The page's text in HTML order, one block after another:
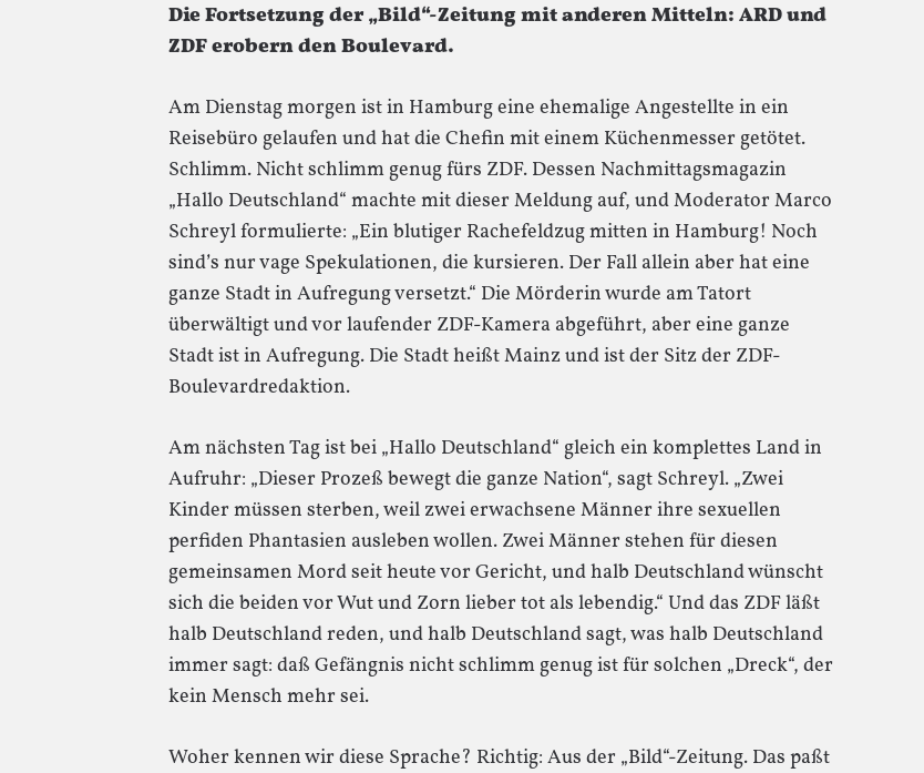
Die Fortsetzung der „Bild“-Zeitung mit anderen Mitteln: ARD und
ZDF erobern den Boulevard.
Am Dienstag morgen ist in Hamburg eine ehemalige Angestellte in ein
Reisebüro gelaufen und hat die Chefin mit einem Küchenmesser getötet.
Schlimm. Nicht schlimm genug fürs ZDF. Dessen Nachmittagsmagazin
„Hallo Deutschland“ machte mit dieser Meldung auf, und Moderator Marco
Schreyl formulierte: „Ein blutiger Rachefeldzug mitten in Hamburg! Noch
sind’s nur vage Spekulationen, die kursieren. Der Fall allein aber hat eine
ganze Stadt in Aufregung versetzt.“ Die Mörderin wurde am Tatort
überwältigt und vor laufender ZDF-Kamera abgeführt, aber eine ganze
Stadt ist in Aufregung. Die Stadt heißt Mainz und ist der Sitz der ZDF-
Boulevardredaktion.
Am nächsten Tag ist bei „Hallo Deutschland“ gleich ein komplettes Land in
Aufruhr: „Dieser Prozeß bewegt die ganze Nation“, sagt Schreyl. „Zwei
Kinder müssen sterben, weil zwei erwachsene Männer ihre sexuellen
perfiden Phantasien ausleben wollen. Zwei Männer stehen für diesen
gemeinsamen Mord seit heute vor Gericht, und halb Deutschland wünscht
sich die beiden vor Wut und Zorn lieber tot als lebendig.“ Und das ZDF läßt
halb Deutschland reden, und halb Deutschland sagt, was halb Deutschland
immer sagt: daß Gefängnis nicht schlimm genug ist für solchen „Dreck“, der
kein Mensch mehr sei.
Woher kennen wir diese Sprache? Richtig: Aus der „Bild“-Zeitung. Das paßt